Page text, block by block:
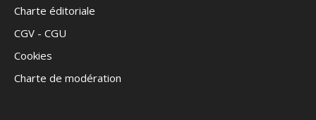
Charte éditoriale
CGV - CGU
Cookies
Charte de modération